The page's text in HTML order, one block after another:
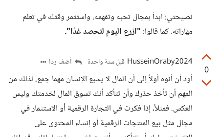
نصيحتي: ابدأ بمجال تحبه وتفهمه، واستثمر وقتك في تعلم
مهاراته. كما قالوا: "ازرع اليوم لتحصد غدًا".
0
HusseinOraby2024 قبل سنة واحدة أضف ردا
أود أن أنوه أولاً إلى أن المال لا يشبع الإنسان مهما جمع، لذلك من
المهم أن تأخذ حذرك وأن تتأكد أنك تسوق المال لخدمتك وليس
العكس. فمثلاً، إذا فكرت في التجارة الرقمية أو الاستثمار في
مجال مثل بيع المنتجات الرقمية أو إنشاء المحتوى على